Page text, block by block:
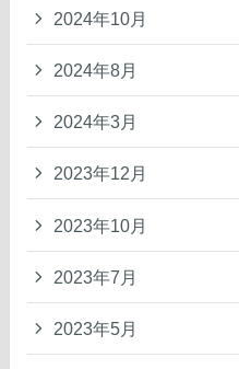
2024年10月
2024年8月
2024年3月
2023年12月
2023年10月
2023年7月
2023年5月